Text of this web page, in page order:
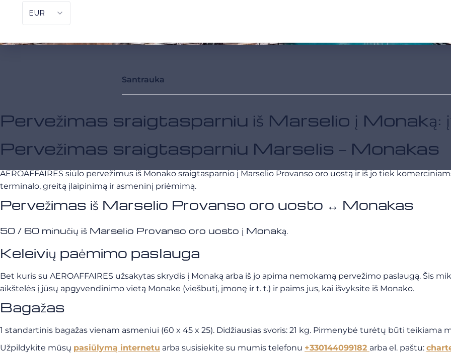
Santrauka
Pervežimas sraigtasparniu iš Marselio į Monaką:
Pervežimas sraigtasparniu Marselis – Monakas
AEROAFFAIRES siūlo pervežimus iš Monako sraigtasparnio į Marselio Provanso oro uostą ir iš jo tiek
terminalo, greitą įlaipinimą ir asmeninį priėmimą.
Pervežimas iš Marselio Provanso oro uosto ↔ Monakas
50 / 60 minučių iš Marselio Provanso oro uosto į Monaką.
Keleivių paėmimo paslauga
Bet kuris su AEROAFFAIRES užsakytas skrydis į Monaką arba iš jo apima nemokamą pervežimo paslaugą. Šis
aikštelės į jūsų apgyvendinimo vietą Monake (viešbutį, įmonę ir t. t.) ir paims jus, kai išvyksite iš Monako.
Bagažas
1 standartinis bagažas vienam asmeniui (60 x 45 x 25). Didžiausias svoris: 21 kg. Pirmenybė turėtų būti teikiama
Užpildykite mūsų pasiūlymą internetu arba susisiekite su mumis telefonu +330144099182 arba el. paštu: